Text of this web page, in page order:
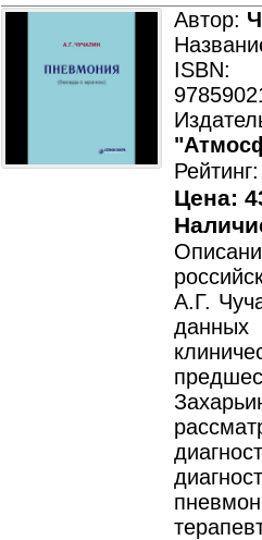
Автор:
ISBN:
Рейтинг:
Цена:
А.Г.